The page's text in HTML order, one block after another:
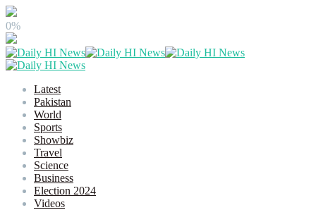
0%
Latest
Pakistan
World
Sports
Showbiz
Travel
Science
Business
Election 2024
Videos